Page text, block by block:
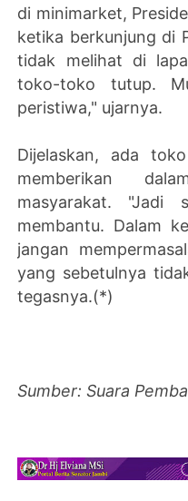
di minimarket,
ketika berkunjung di
tidak melihat di
toko-toko tutup.
peristiwa," ujarnya.
Dijelaskan, ada
memberikan
masyarakat. "Jadi
membantu. Dalam
jangan
yang sebetulnya
tegasnya.(*)
Sumber: Suara